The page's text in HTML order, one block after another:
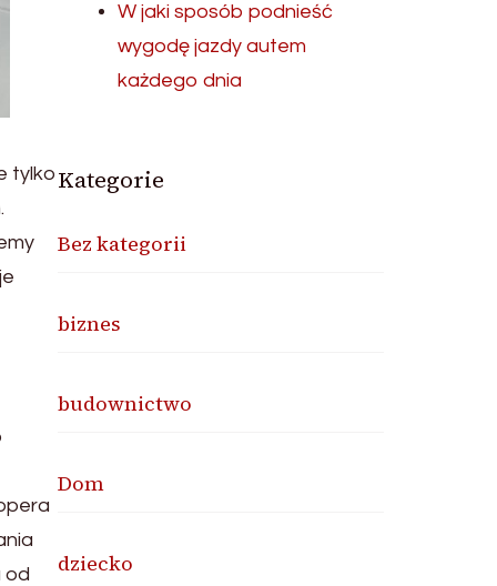
tylko
od
W jaki sposób podnieść
wygodę jazdy autem
każdego dnia
Kategorie
Bez kategorii
biznes
budownictwo
Dom
dziecko